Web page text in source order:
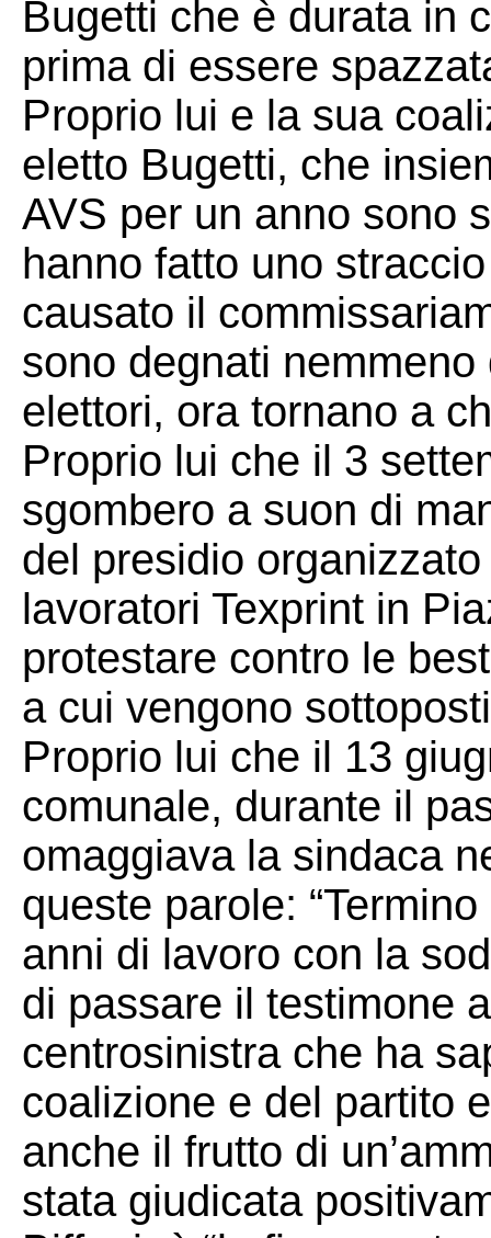
Bugetti che è durata in
prima di essere
Proprio lui e la sua
eletto Bugetti, che
AVS per un anno sono
hanno fatto uno
causato il
sono degnati
elettori, ora tornano a
Proprio lui che il 3
sgombero a suon di
del presidio
lavoratori Texprint in
protestare contro le
a cui vengono
Proprio lui che il 13
comunale, durante il
omaggiava la sindaca
queste parole:
anni di lavoro con la
di passare il testimone
centrosinistra che ha
coalizione e del partito
anche il frutto di
stata giudicata